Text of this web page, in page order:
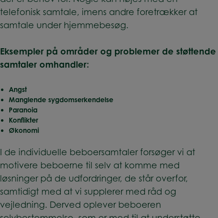
telefonisk samtale, imens andre foretrækker at
samtale under hjemmebesøg.
Eksempler på områder og problemer de støttende
samtaler omhandler:
Angst
Manglende sygdomserkendelse
Paranoia
Konflikter
Økonomi
I de individuelle beboersamtaler forsøger vi at
motivere beboerne til selv at komme med
løsninger på de udfordringer, de står overfor,
samtidigt med at vi supplerer med råd og
vejledning. Derved oplever beboeren